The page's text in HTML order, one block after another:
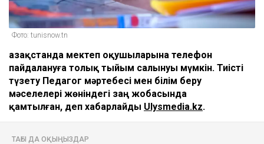
Фото: tunisnow.tn
Қазақстанда мектеп оқушыларына телефон
пайдалануға толық тыйым салынуы мүмкін. Тиісті
түзету Педагог мәртебесі мен білім беру
мәселелері жөніндегі заң жобасында
қамтылған, деп хабарлайды Ulysmedia.kz.
ТАҒЫ ДА ОҚЫҢЫЗДАР